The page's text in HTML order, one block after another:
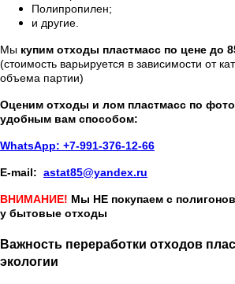
Полипропилен;
и другие.
Мы купим отходы пластмасс по цене до
(стоимость варьируется в зависимости от
объема партии)
Оценим отходы и лом пластмасс по
удобным вам способом:
WhatsApp: +7-991-376-12-66
E-mail: astat85@yandex.ru
ВНИМАНИЕ! Мы НЕ покупаем с
у бытовые отходы
Важность переработки отходов
экологии